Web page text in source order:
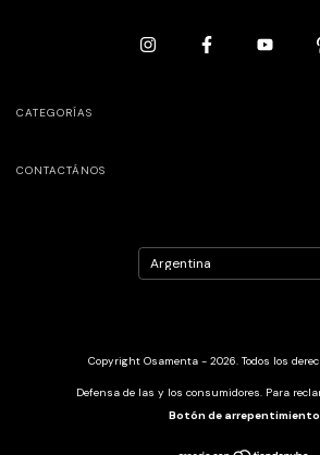
CATEGORÍAS
CONTACTÁNOS
Copyright Osamenta - 2026. Todos los
Defensa de las y los consumidores. Para
Botón de arrepentimiento